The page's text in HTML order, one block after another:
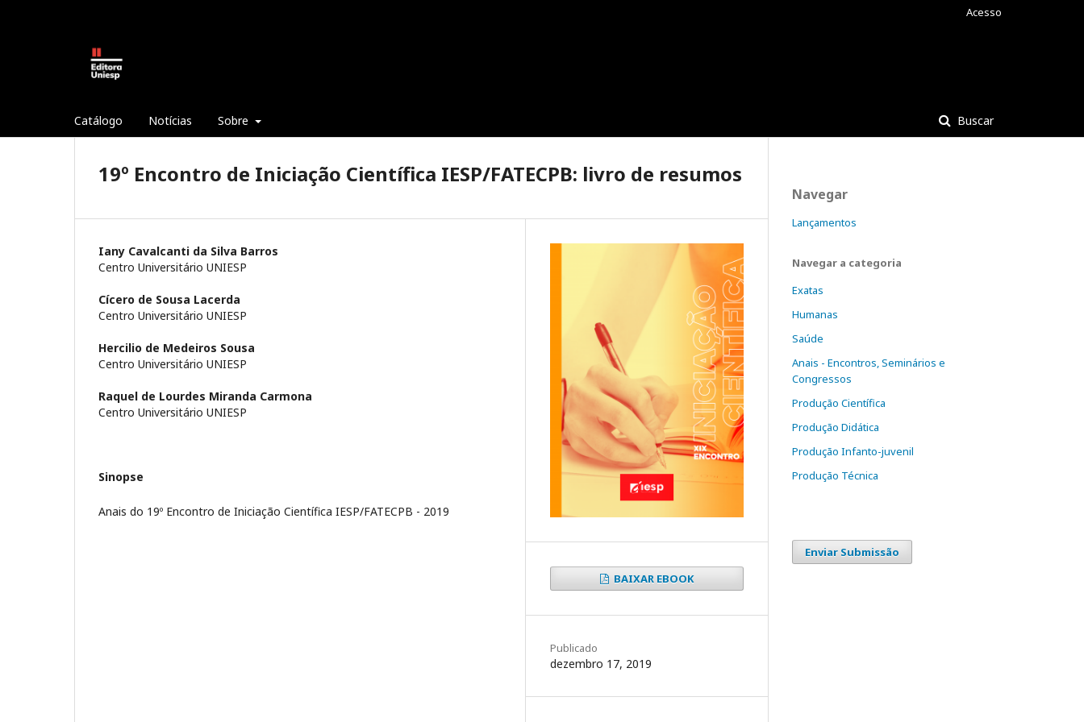
Catálogo Notícias Sobre Buscar
Acesso
19º Encontro de Iniciação Científica IESP/FATECPB: livro de resumos
Iany Cavalcanti da Silva Barros
Centro Universitário UNIESP
Cícero de Sousa Lacerda
Centro Universitário UNIESP
Hercilio de Medeiros Sousa
Centro Universitário UNIESP
Raquel de Lourdes Miranda Carmona
Centro Universitário UNIESP
Sinopse
Anais do 19º Encontro de Iniciação Científica IESP/FATECPB - 2019
BAIXAR EBOOK
Publicado
dezembro 17, 2019
Navegar
Lançamentos
Navegar a categoria
Exatas
Humanas
Saúde
Anais - Encontros, Seminários e
Congressos
Produção Científica
Produção Didática
Produção Infanto-juvenil
Produção Técnica
Enviar Submissão